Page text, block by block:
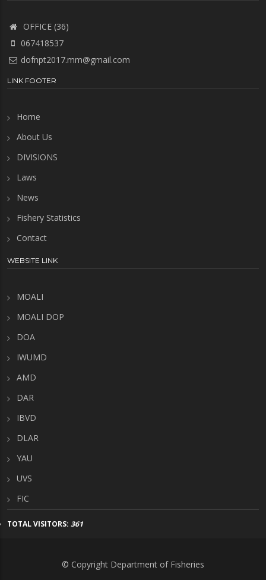
OFFICE (36)
067418537
dofnpt2017.mm@gmail.com
LINK FOOTER
Home
About Us
DIVISIONS
Laws
News
Fishery Statistics
Contact
WEBSITE LINK
MOALI
MOALI DOP
DOA
IWUMD
AMD
DAR
IBVD
DLAR
YAU
UVS
FIC
TOTAL VISITORS: 361
© Copyright Department of Fisheries